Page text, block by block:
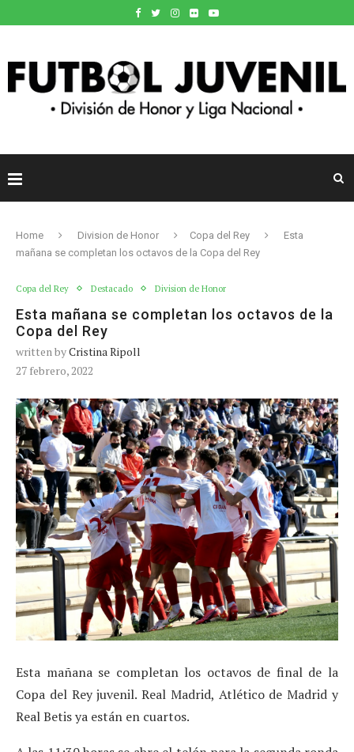
Home Division de Honor Copa del Rey
Esta
mañana se completan los octavos de la Copa del Rey
Copa del Rey Destacado Division de Honor
Esta mañana se completan los octavos de la
Copa del Rey
written byCristina Ripoll
27 febrero, 2022
Esta mañana se completan los octavos de final de la
Copa del Rey juvenil. Real Madrid, Atlético de Madrid y
Real Betis ya están en cuartos.